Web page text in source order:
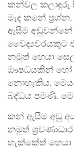
කන්වල කලාඳුරු
මැද කනේ
ඇසීම අඩුවන්නේ
වෛද්‍යවරයකුට
නමුත් හෙයා
ඖෂධයකින් හෝ
නොහැකිය.
බද්ධය පමණි.
කන් ඇසීම අඩු අය
නමුත්
හැක්කේත්